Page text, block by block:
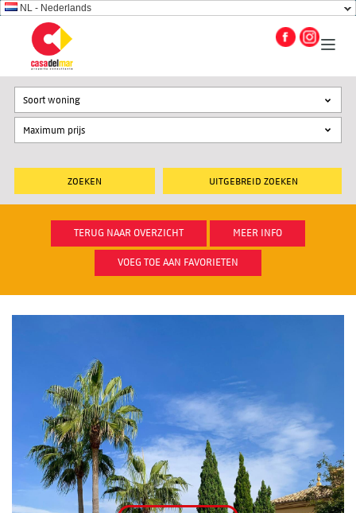
NL - Nederlands
UITGEBREID ZOEKEN
Soort woning
TERUG NAAR OVERZICHT MEER INFO
VOEG TOE AAN FAVORIETEN